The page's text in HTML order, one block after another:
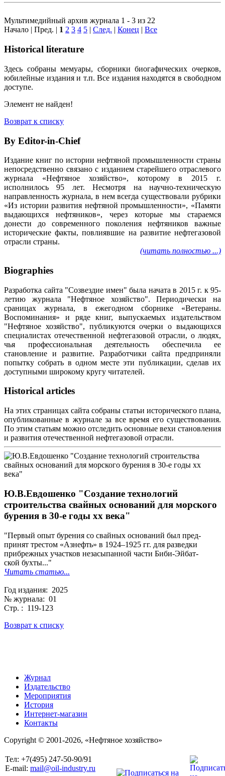
Мультимедийный архив журнала 1 - 3 из 22
Начало | Пред. | 1 2 3 4 5 | След. | Конец | Все
Historical literature
Здесь собраны мемуары, сборники биогафических очерков,
юбилейные издания и т.п. Все издания находятся в свободном
доступе.
Элемент не найден!
Возврат к списку
By Editor-in-Chief
Издание книг по истории нефтяной промышленности страны
непосредственно связано с изданием старейшего отраслевого
журнала «Нефтяное хозяйство», которому в 2015 г.
исполнилось 95 лет. Несмотря на научно-техническую
направленность журнала, в нем всегда существовали рубрики
«Из истории развития нефтяной промышленности», «Памяти
выдающихся нефтяников», через которые мы стараемся
донести до современного поколения нефтяников важные
исторические факты, повлиявшие на развитие нефтегазовой
отрасли страны.
(читать полностью ...)
Biographies
Разработка сайта "Созвездие имен" была начата в 2015 г. к 95-
летию журнала "Нефтяное хозяйство". Периодически на
сраницах журнала, в ежегодном сборнике «Ветераны.
Воспоминания» и ряде книг, выпускаемых издательством
"Нефтяное хозяйство", публикуются очерки о выдающихся
специалистах отечественной нефтегазовой отрасли, о людях,
чья профессиональная деятельность обеспечила ее
становление и развитие. Разработчики сайта предприняли
попытку собрать в одном месте эти публикации, сделав их
доступными широкому кругу читателей.
Historical articles
На этих страницах сайта собраны статьи исторического плана,
опубликованные в журнале за все время его существования.
По этим статьям можно отследить основные вехи становления
и развития отечественной нефтегазовой отрасли.
Ю.В.Евдошенко "Создание технологий
строительства свайных оснований для морского
бурения в 30-е годы хх века"
"Первый опыт бурения со свайных оснований был пред-
принят трестом «Азнефть» в 1924–1925 гг. для разведки
прибрежных участков незасыпанной части Биби-Эйбат-
ской бухты..."
Читать статью...
Год издания: 2025
№ журнала: 01
Стр. : 119-123
Возврат к списку
Журнал
Издательство
Мероприятия
История
Интернет-магазин
Контакты
Copyright © 2001-2026, «Нефтяное хозяйство»
Тел: +7(495) 247-50-90/91
E-mail: mail@oil-industry.ru